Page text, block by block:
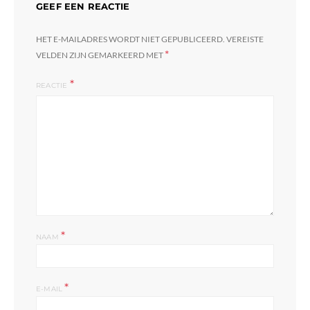
GEEF EEN REACTIE
HET E-MAILADRES WORDT NIET GEPUBLICEERD. VEREISTE
VELDEN ZIJN GEMARKEERD MET *
REACTIE
NAAM *
E-MAIL*